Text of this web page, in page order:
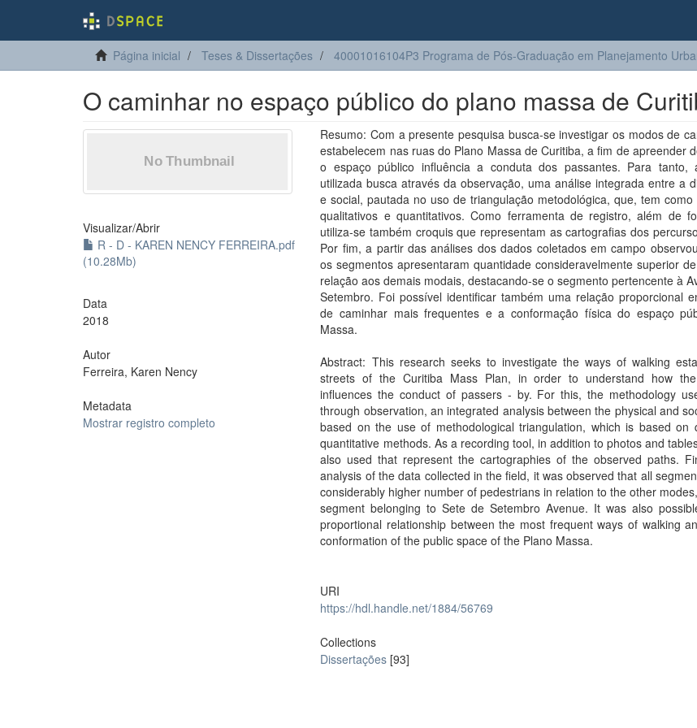
Página inicial Teses & Dissertações 40001016104P3 Programa de Pós-Graduação em Planejamento
O caminhar no espaço público do plano massa de
Visualizar/Abrir
R - D - KAREN NENCY FERREIRA.pdf
(10.28Mb)
Data
2018
Autor
Ferreira, Karen Nency
Metadata
Mostrar registro completo
Resumo: Com a presente pesquisa busca-se investigar os modos de
estabelecem nas ruas do Plano Massa de Curitiba, a fim de apreender
o espaço público influência a conduta dos passantes. Para tanto,
utilizada busca através da observação, uma análise integrada entre a
e social, pautada no uso de triangulação metodológica, que, tem
qualitativos e quantitativos. Como ferramenta de registro, além de
utiliza-se também croquis que representam as cartografias dos
Por fim, a partir das análises dos dados coletados em campo
os segmentos apresentaram quantidade consideravelmente superior
relação aos demais modais, destacando-se o segmento pertencente à
Setembro. Foi possível identificar também uma relação proporcional
de caminhar mais frequentes e a conformação física do espaço
Massa.
Abstract: This research seeks to investigate the ways of walking
streets of the Curitiba Mass Plan, in order to understand how
influences the conduct of passers - by. For this, the methodology
through observation, an integrated analysis between the physical and
based on the use of methodological triangulation, which is based on
quantitative methods. As a recording tool, in addition to photos and
also used that represent the cartographies of the observed paths.
analysis of the data collected in the field, it was observed that all
considerably higher number of pedestrians in relation to the other
segment belonging to Sete de Setembro Avenue. It was also
proportional relationship between the most frequent ways of walking
conformation of the public space of the Plano Massa.
URI
https://hdl.handle.net/1884/56769
Collections
Dissertações [93]